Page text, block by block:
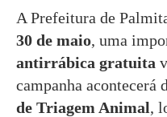
A Prefeitura de
30 de maio, uma
antirrábica gratuita
campanha acontecerá
de Triagem Animal,